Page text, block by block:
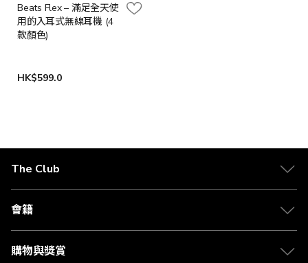
Beats Flex – 滿足全天使
用的入耳式無線耳機 (4
款顏色)
HK$599.0
The Club
關於 The Club
合作夥伴
媒體中心
會籍
會籍及專屬禮遇
賺取積分
購物與獎賞